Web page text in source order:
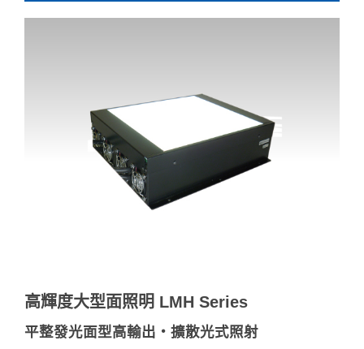
高輝度大型面照明 LMH Series
平整發光面型高輸出・擴散光式照射